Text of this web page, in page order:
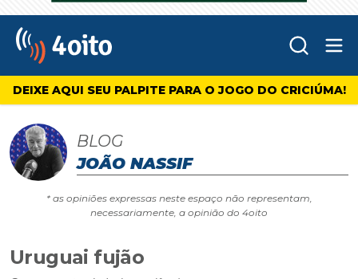
4oito
DEIXE AQUI SEU PALPITE PARA O JOGO DO CRICIÚMA!
BLOG
JOÃO NASSIF
* as opiniões expressas neste espaço não representam,
necessariamente, a opinião do 4oito
Uruguai fujão